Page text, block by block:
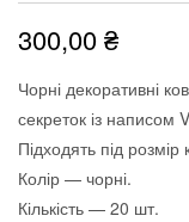
300,00₴
Чорні декоративні
секреток із написом
Підходять під
Колір — чорні.
Кількість — 20 шт.